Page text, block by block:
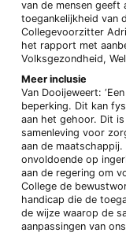
van de mensen geeft
toegankelijkheid van
Collegevoorzitter
het rapport met
Volksgezondheid,
Meer inclusie
Van Dooijeweert:
beperking. Dit kan
aan het gehoor. Dit
samenleving voor
aan de
onvoldoende op
aan de regering om
College de
handicap die de
de wijze waarop de
aanpassingen van ons